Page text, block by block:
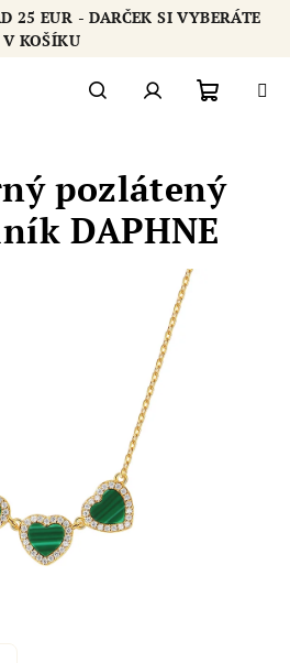
25 EUR - DARČEK SI VYBERÁTE
V KOŠÍKU
košík
pozlátený
DAPHNE
AURI